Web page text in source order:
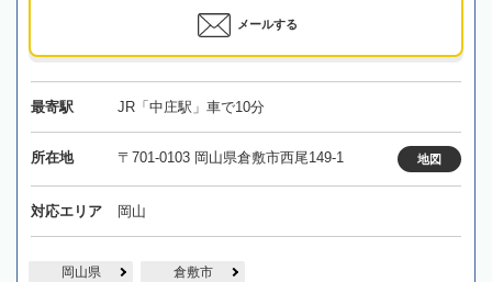
メールする
最寄駅 JR「中庄駅」車で10分
所在地 〒701-0103 岡山県倉敷市西尾149-1 地図
対応エリア 岡山
岡山県 倉敷市